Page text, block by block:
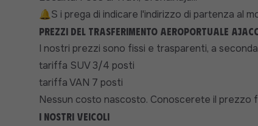
🔔S i prega di indicare l'indirizzo di partenza al
Prezzi del trasferimento aeroportuale
I nostri prezzi sono fissi e trasparenti, a
tariffa SUV 3/4 posti
tariffa VAN 7 posti
Nessun costo nascosto. Conoscerete il prezzo
I nostri veicoli